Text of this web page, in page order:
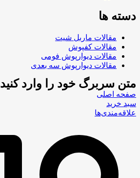
دسته ها
مقالات ماربل شیت
مقالات کفپوش
مقالات دیوارپوش فومی
مقالات دیوارپوش سه بعدی
متن سربرگ خود را وارد کنید
صفحه اصلی
سبد خرید
علاقه‌مندی‌ها